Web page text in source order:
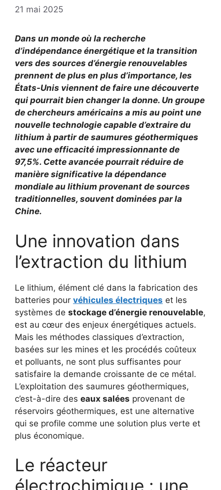
21 mai 2025
Dans un monde où la recherche
d’indépendance énergétique et la transition
vers des sources d’énergie renouvelables
prennent de plus en plus d’importance, les
États-Unis viennent de faire une découverte
qui pourrait bien changer la donne. Un groupe
de chercheurs américains a mis au point une
nouvelle technologie capable d’extraire du
lithium à partir de saumures géothermiques
avec une efficacité impressionnante de
97,5%. Cette avancée pourrait réduire de
manière significative la dépendance
mondiale au lithium provenant de sources
traditionnelles, souvent dominées par la
Chine.
Une innovation dans
l’extraction du lithium
Le lithium, élément clé dans la fabrication des
batteries pour véhicules électriques et les
systèmes de stockage d’énergie renouvelable,
est au cœur des enjeux énergétiques actuels.
Mais les méthodes classiques d’extraction,
basées sur les mines et les procédés coûteux
et polluants, ne sont plus suffisantes pour
satisfaire la demande croissante de ce métal.
L’exploitation des saumures géothermiques,
c’est-à-dire des eaux salées provenant de
réservoirs géothermiques, est une alternative
qui se profile comme une solution plus verte et
plus économique.
Le réacteur
électrochimique : une